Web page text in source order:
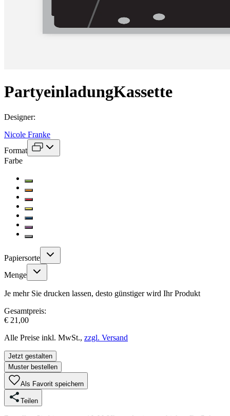
PartyeinladungKassette
Designer:
Nicole Franke
Format
Farbe
Papiersorte
Menge
Je mehr Sie drucken lassen, desto günstiger wird Ihr Produkt
Gesamtpreis:
€ 21,00
Alle Preise inkl. MwSt., zzgl. Versand
Jetzt gestalten
Muster bestellen
Als Favorit speichern
Teilen